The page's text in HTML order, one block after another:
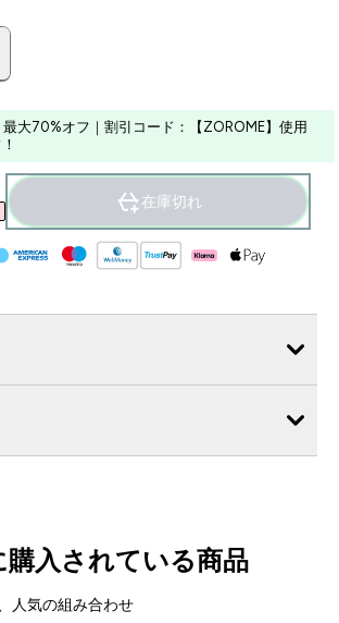
大70%オフ｜割引コード：【ZOROME】使用
price
在庫切れ
購入されている商品
人気の組み合わせ